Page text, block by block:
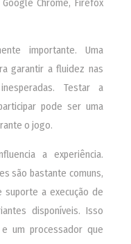
Chrome, Firefox
importante. Uma
garantir a fluidez nas
Testar a
pode ser uma
o jogo.
a experiência.
são bastante comuns,
a execução de
disponíveis. Isso
um processador que